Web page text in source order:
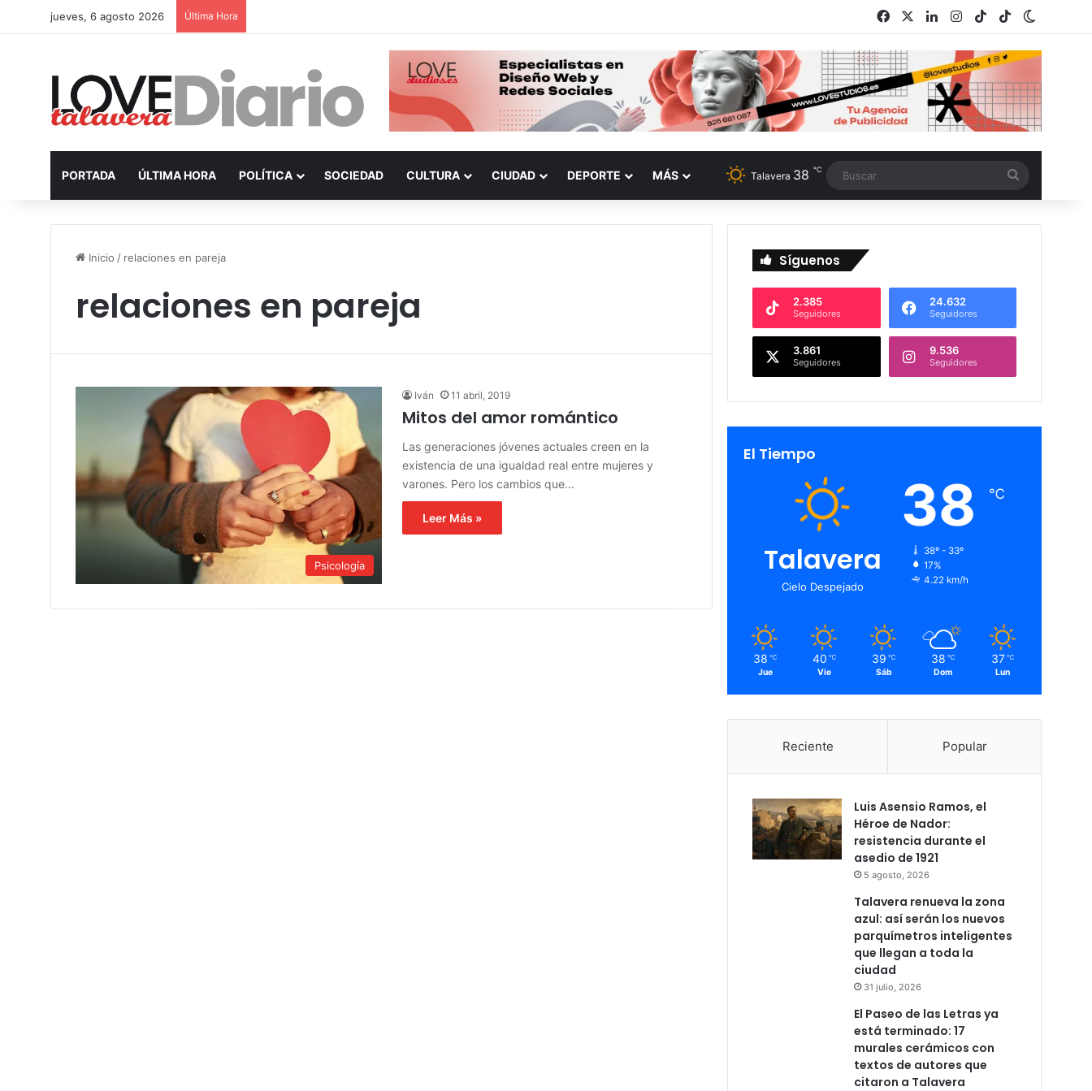
jueves, 6 agosto 2026 Última Hora Facebook LinkedInInstagram
TikTokRSS
PORTADA ÚLTIMA HORA POLÍTICA SOCIEDAD CULTURA CIUDAD DEPORTE MÁS Talavera 38 ℃
Inicio / relaciones en pareja
relaciones en pareja
Psicología
Iván 11 abril, 2019
Mitos del amor romántico
Las generaciones jóvenes actuales creen en la
existencia de una igualdad real entre mujeres y
varones. Pero los cambios que…
Leer Más »
Síguenos
2.385
Seguidores
24.632
Seguidores
3.861
Seguidores
9.536
Seguidores
El Tiempo
Talavera
Cielo Despejado
38 ℃
38º - 33º
17%
4.22 km/h
38 ℃
Jue
40 ℃
Vie
39 ℃
Sáb
38 ℃
Dom
37 ℃
Lun
Reciente Popular
Luis Asensio Ramos, el
Héroe de Nador:
resistencia durante el
asedio de 1921
5 agosto, 2026
Talavera renueva la zona
azul: así serán los nuevos
parquímetros inteligentes
que llegan a toda la
ciudad
31 julio, 2026
El Paseo de las Letras ya
está terminado: 17
murales cerámicos con
textos de autores que
citaron a Talavera